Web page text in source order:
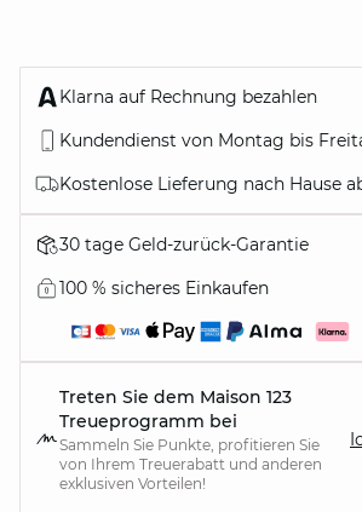
Klarna auf Rechnung bezahlen
Kundendienst von Montag bis
Kostenlose Lieferung nach Hause
30 tage Geld-zurück-Garantie
100 % sicheres Einkaufen
Treten Sie dem Maison 123
Treueprogramm bei
Sammeln Sie Punkte, profitieren Sie
von Ihrem Treuerabatt und anderen
exklusiven Vorteilen!